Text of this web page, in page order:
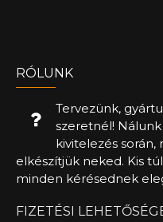
RÓLUNK
Tervezünk,
szeretnél!
kivitelezés során,
elkészítjük neked. Kis
minden kérésednek
FIZETÉSI